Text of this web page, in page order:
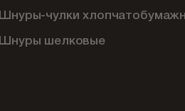
Шнуры-чулки
Шнуры шелковые